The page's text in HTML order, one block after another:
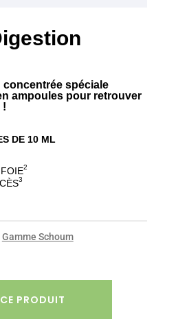
concentrée spéciale
ampoules pour retrouver
!
DE 10 ML
2
3
Gamme Schoum
PRODUIT